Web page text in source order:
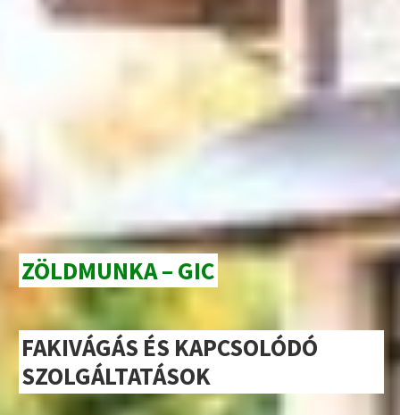
ZÖLDMUNKA – GIC
FAKIVÁGÁS ÉS KAPCSOLÓDÓ
SZOLGÁLTATÁSOK